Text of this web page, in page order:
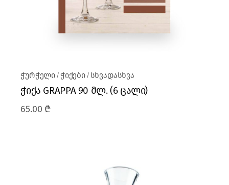
ჭურჭელი ჭიქები სხვადასხვა
ჭიქა GRAPPA 90 მლ. (6 ცალი)
65.00 ₾